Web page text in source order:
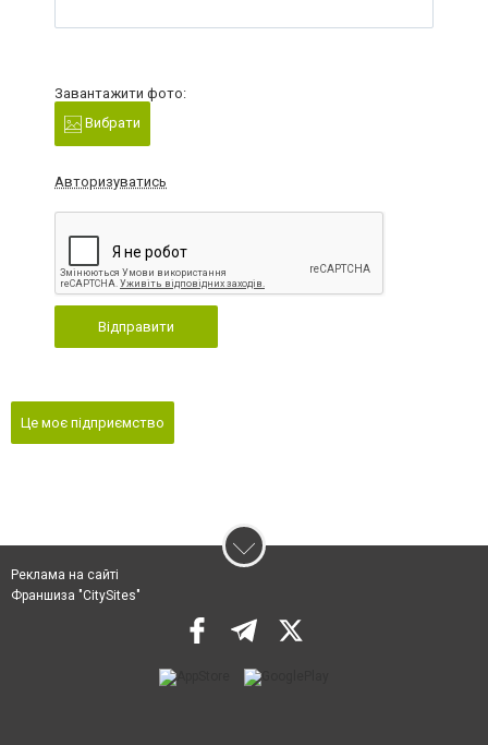
Завантажити фото:
Вибрати
Авторизуватись
Відправити
Це моє підприємство
Реклама на сайті
Франшиза "CitySites"